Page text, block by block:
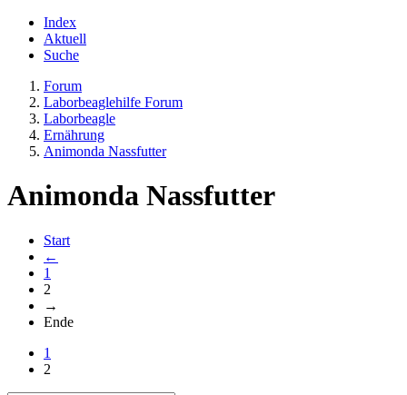
Index
Aktuell
Suche
Forum
Laborbeaglehilfe Forum
Laborbeagle
Ernährung
Animonda Nassfutter
Animonda Nassfutter
Start
←
1
2
→
Ende
1
2